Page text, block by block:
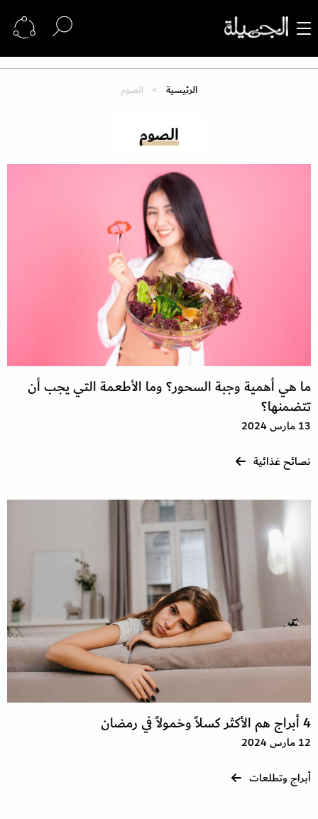
الرئيسية الصوم
الصوم
ما هي أهمية وجبة السحور؟ وما الأطعمة التي يجب أن
تتضمنها؟
13 مارس 2024
نصائح غذائية
4 أبراج هم الأكثر كسلاً وخمولاً في رمضان
12 مارس 2024
أبراج وتطلعات